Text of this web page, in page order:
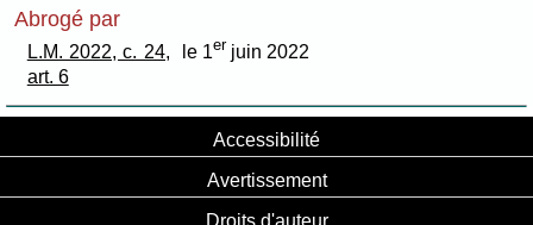
Abrogé par
L.M. 2022, c. 24,
art. 6
le 1er juin 2022
Accessibilité
Avertissement